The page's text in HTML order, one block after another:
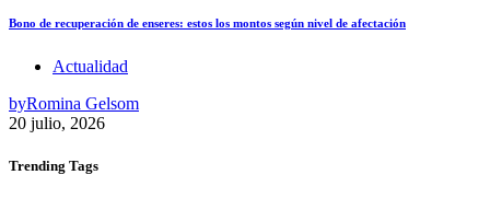
Bono de recuperación de enseres: estos los montos según nivel de afectación
Actualidad
byRomina Gelsom
20 julio, 2026
Trending Tags